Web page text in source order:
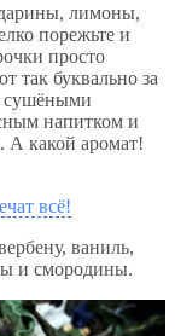
лимоны,
порежьте и
просто
так буквально за
сушёными
напитком и
А какой аромат!
всё!
ваниль,
и смородины.